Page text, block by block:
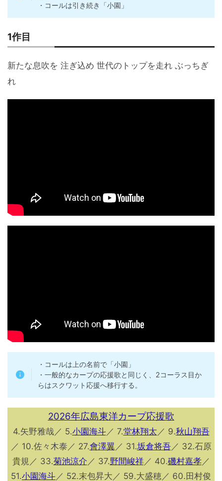
・コールは引き続き「小園」
1作目
新たな息吹を 注ぎ込め 世代のトップを走れ ぶっちぎ
れ
・コールは上の名前で「小園」
・一般的なカープの応援歌と同じく、2コーラス目か
らはスクワット応援へ移行する。
2026年広島東洋カープ応援歌
4.矢野雅哉／ 5.小園海斗／ 7.堂林翔太 ／ 9.秋山翔吾
／ 10.佐々木泰／ 27.會澤翼／ 31.坂倉将吾／ 32.石原
貴規／ 33.菊池涼介 ／ 37.野間峻祥／ 40.磯村嘉孝／
51.小園海斗／ 52.末包昇大／ 59.大盛穂／ 60.田村俊